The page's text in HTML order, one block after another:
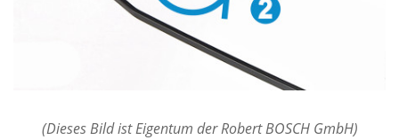
(Dieses Bild ist Eigentum der Robert BOSCH GmbH)